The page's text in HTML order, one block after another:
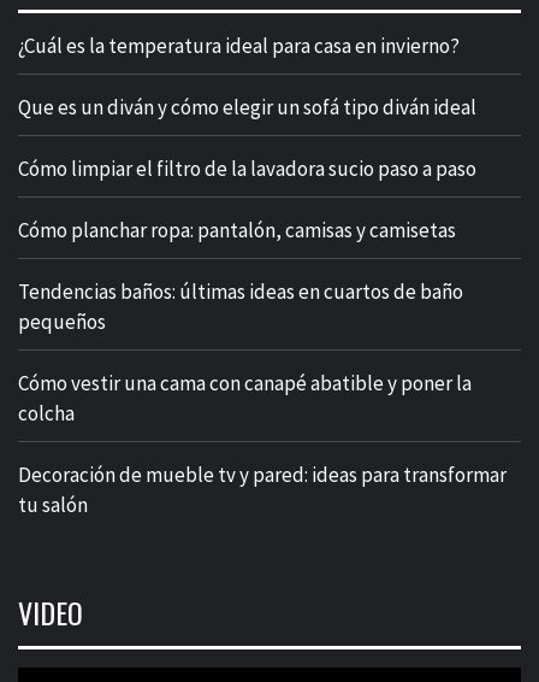
¿Cuál es la temperatura ideal para casa en invierno?
Que es un diván y cómo elegir un sofá tipo diván ideal
Cómo limpiar el filtro de la lavadora sucio paso a paso
Cómo planchar ropa: pantalón, camisas y camisetas
Tendencias baños: últimas ideas en cuartos de baño
pequeños
Cómo vestir una cama con canapé abatible y poner la
colcha
Decoración de mueble tv y pared: ideas para transformar
tu salón
VIDEO